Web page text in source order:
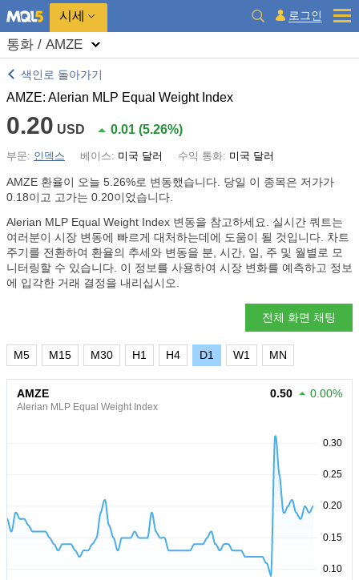
시세 로그인
통화 / AMZE
색인로 돌아가기
AMZE: Alerian MLP Equal Weight Index
0.20 USD 0.01 (5.26%)
부문: 인덱스 베이스: 미국 달러 수익 통화: 미국 달러
AMZE 환율이 오늘 5.26%로 변동했습니다. 당일 이 종목은 저가가
0.18이고 고가는 0.20이었습니다.
Alerian MLP Equal Weight Index 변동을 참고하세요. 실시간 쿼트는
여러분이 시장 변동에 빠르게 대처하는데에 도움이 될 것입니다. 차트
주기를 전환하여 환율의 추세와 변동을 분, 시간, 일, 주 및 월별로 모
니터링할 수 있습니다. 이 정보를 사용하여 시장 변화를 예측하고 정보
에 입각한 거래 결정을 내리십시오.
전체 화면 채팅
M5 M15 M30 H1 H4 D1 W1 MN
AMZE
Alerian MLP Equal Weight Index
0.50 0.00%